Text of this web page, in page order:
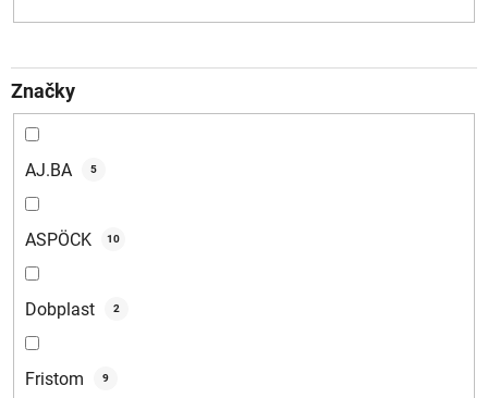
Značky
AJ.BA 5
ASPÖCK 10
Dobplast 2
Fristom 9